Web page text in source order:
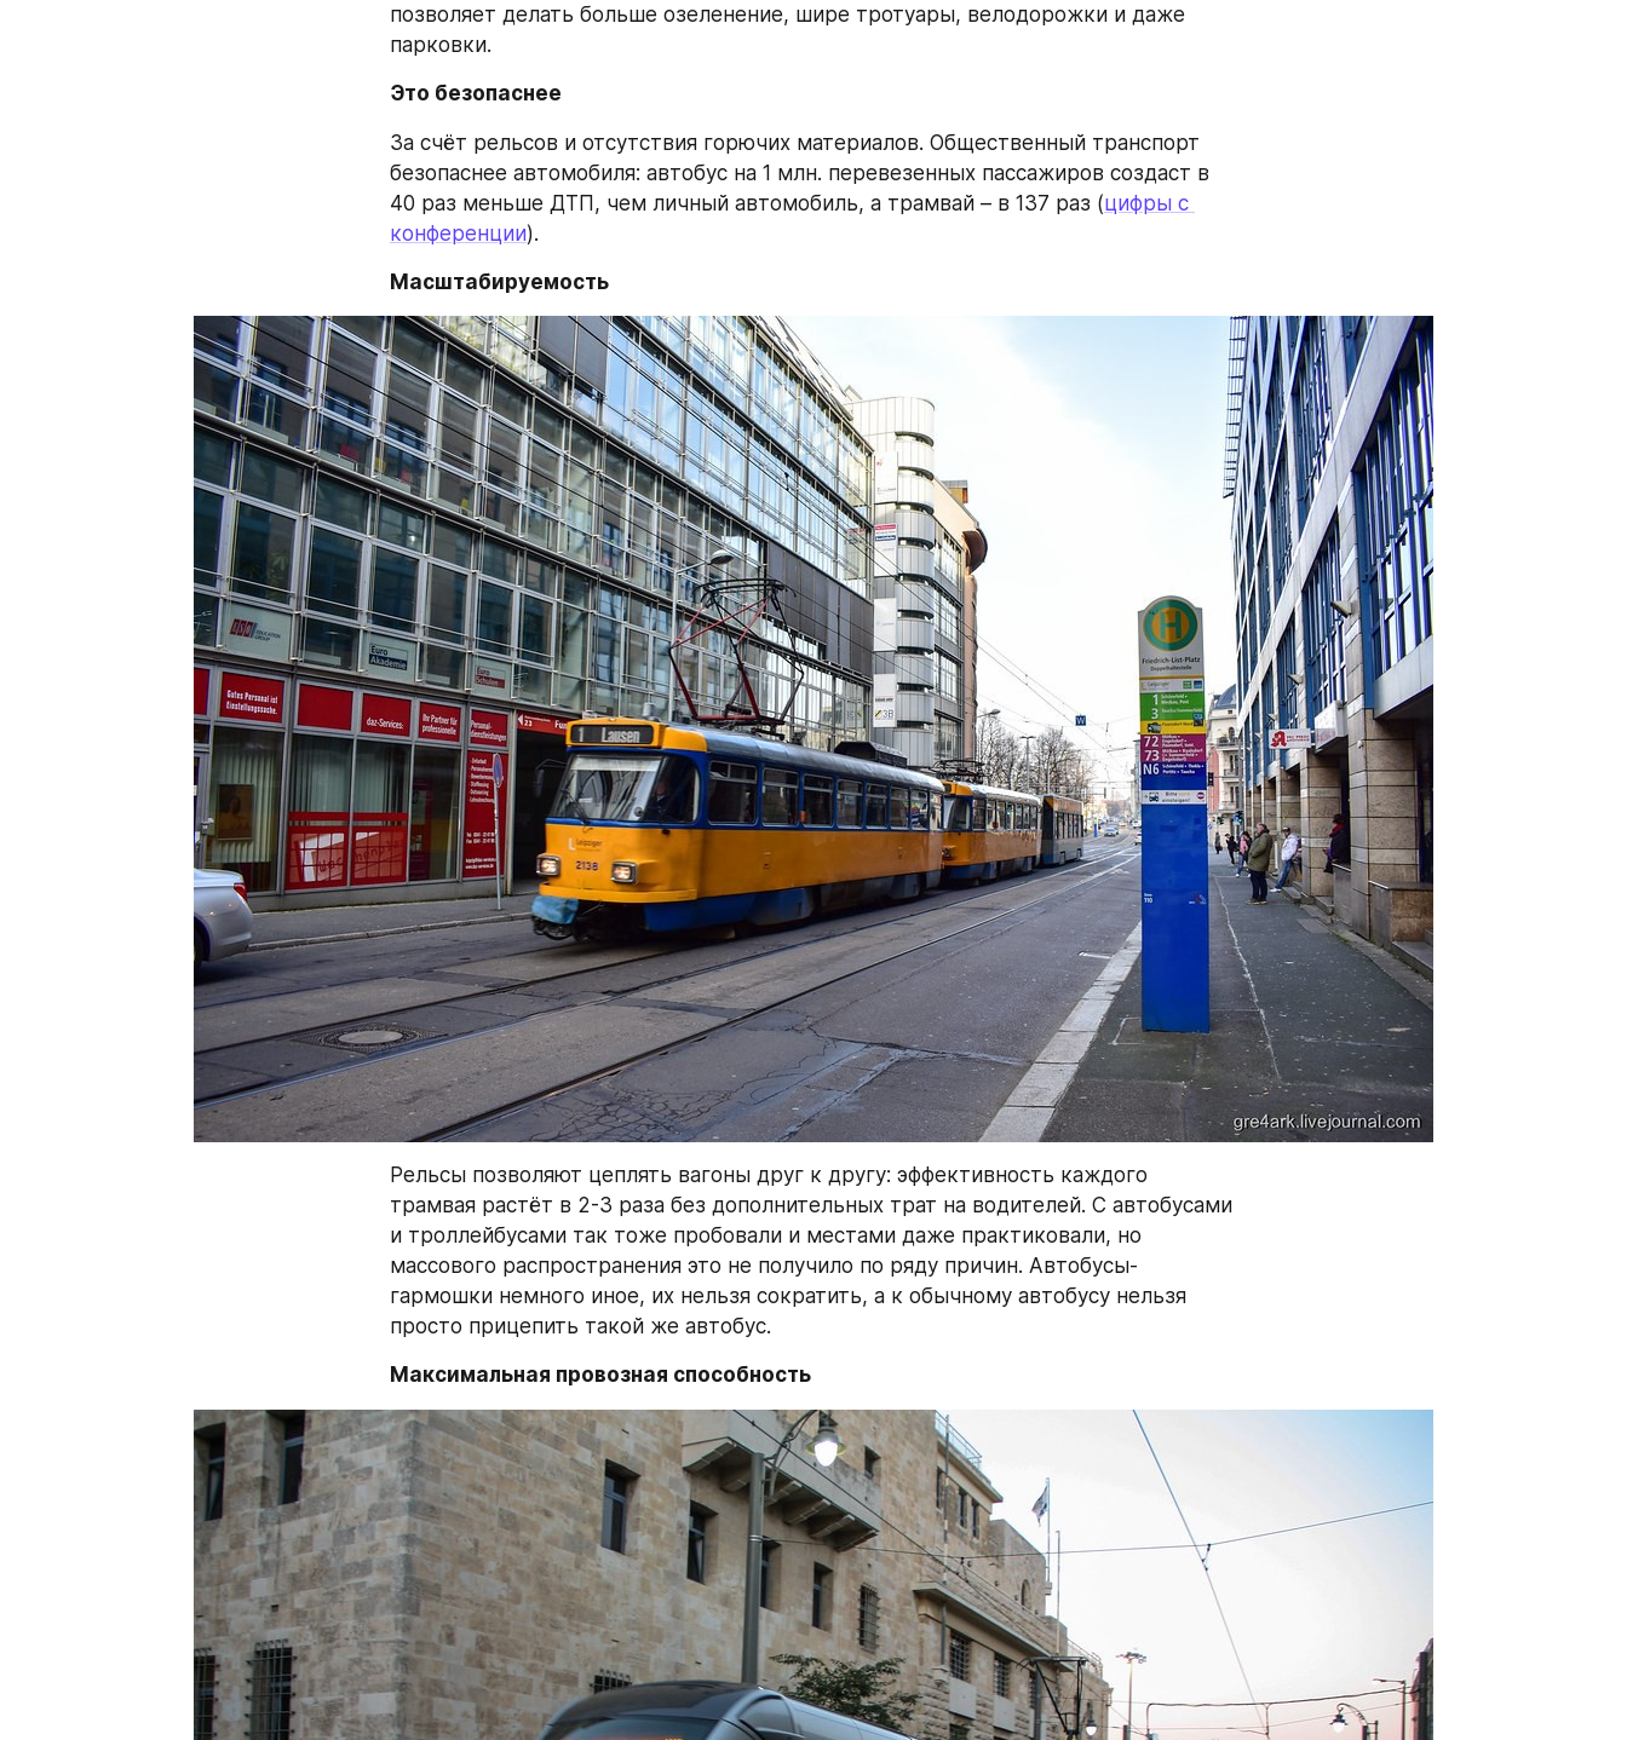
позволяет делать больше озеленение, шире тротуары, велодорожки и даже
парковки.
Это безопаснее
За счёт рельсов и отсутствия горючих материалов. Общественный транспорт
безопаснее автомобиля: автобус на 1 млн. перевезенных пассажиров создаст в
40 раз меньше ДТП, чем личный автомобиль, а трамвай – в 137 раз (цифры с
конференции).
Масштабируемость
Рельсы позволяют цеплять вагоны друг к другу: эффективность каждого
трамвая растёт в 2-3 раза без дополнительных трат на водителей. С автобусами
и троллейбусами так тоже пробовали и местами даже практиковали, но
массового распространения это не получило по ряду причин. Автобусы-
гармошки немного иное, их нельзя сократить, а к обычному автобусу нельзя
просто прицепить такой же автобус.
Максимальная провозная способность